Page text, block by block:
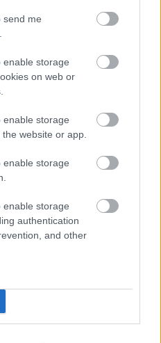
send me
enable storage
on web or
enable storage
website or app.
enable storage
enable storage
authentication
and other
jelent az 5. blokk új
a felülvizsgálat
Liszt Ferenc repülőtér
lévő logisztikai bázis út- és
fejlesztése
víziközművekről?
évszázados vezetéken
megújításával is készül
ötszázadik